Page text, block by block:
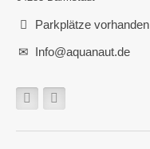
Parkplätze vorhanden
Info@aquanaut.de